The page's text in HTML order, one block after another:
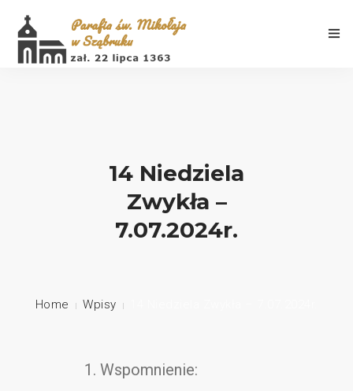
Porządek Mszy Świętych
14 Niedziela
Zwykła –
7.07.2024r.
Home Wpisy
1. Wspomnienie: